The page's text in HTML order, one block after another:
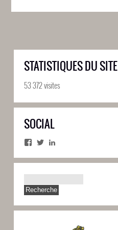
STATISTIQUES DU SITE
53 372 visites
SOCIAL
Facebook
Twitter